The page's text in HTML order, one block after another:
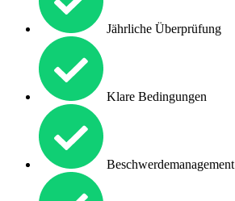
Jährliche Überprüfung
Klare Bedingungen
Beschwerdemanagement